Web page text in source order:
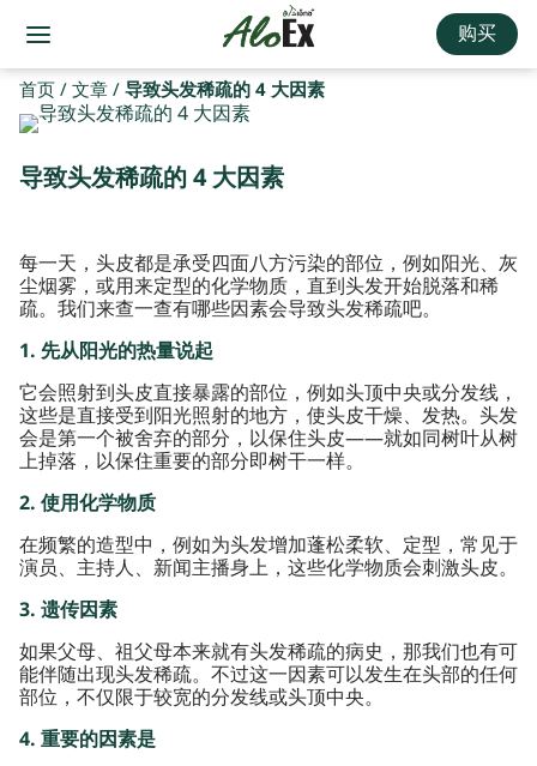
购买
首页/文章/导致头发稀疏的 4 大因素
导致头发稀疏的 4 大因素
每一天，头皮都是承受四面八方污染的部位，例如阳光、灰
尘烟雾，或用来定型的化学物质，直到头发开始脱落和稀
疏。我们来查一查有哪些因素会导致头发稀疏吧。
1. 先从阳光的热量说起
它会照射到头皮直接暴露的部位，例如头顶中央或分发线，
这些是直接受到阳光照射的地方，使头皮干燥、发热。头发
会是第一个被舍弃的部分，以保住头皮——就如同树叶从树
上掉落，以保住重要的部分即树干一样。
2. 使用化学物质
在频繁的造型中，例如为头发增加蓬松柔软、定型，常见于
演员、主持人、新闻主播身上，这些化学物质会刺激头皮。
3. 遗传因素
如果父母、祖父母本来就有头发稀疏的病史，那我们也有可
能伴随出现头发稀疏。不过这一因素可以发生在头部的任何
部位，不仅限于较宽的分发线或头顶中央。
4. 重要的因素是